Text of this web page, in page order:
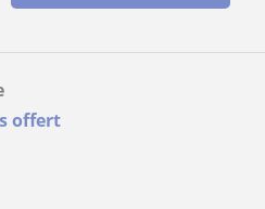
offert